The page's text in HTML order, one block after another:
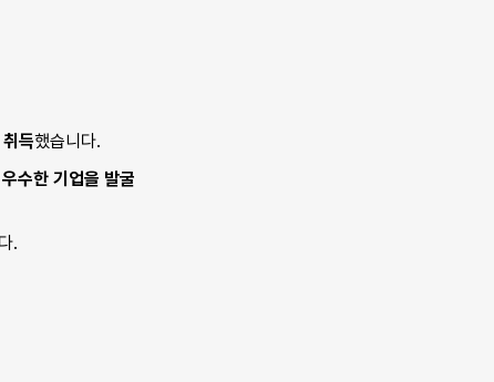
득했습니다.
수한 기업을 발굴
.